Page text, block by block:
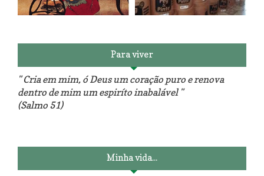
Reforma do sofá, agora é em
patchwork!
The Red Velvet !!! O Perfeito
Para viver
" Cria em mim, ó Deus um coração puro e renova
dentro de mim um espiríto inabalável "
(Salmo 51)
Minha vida...